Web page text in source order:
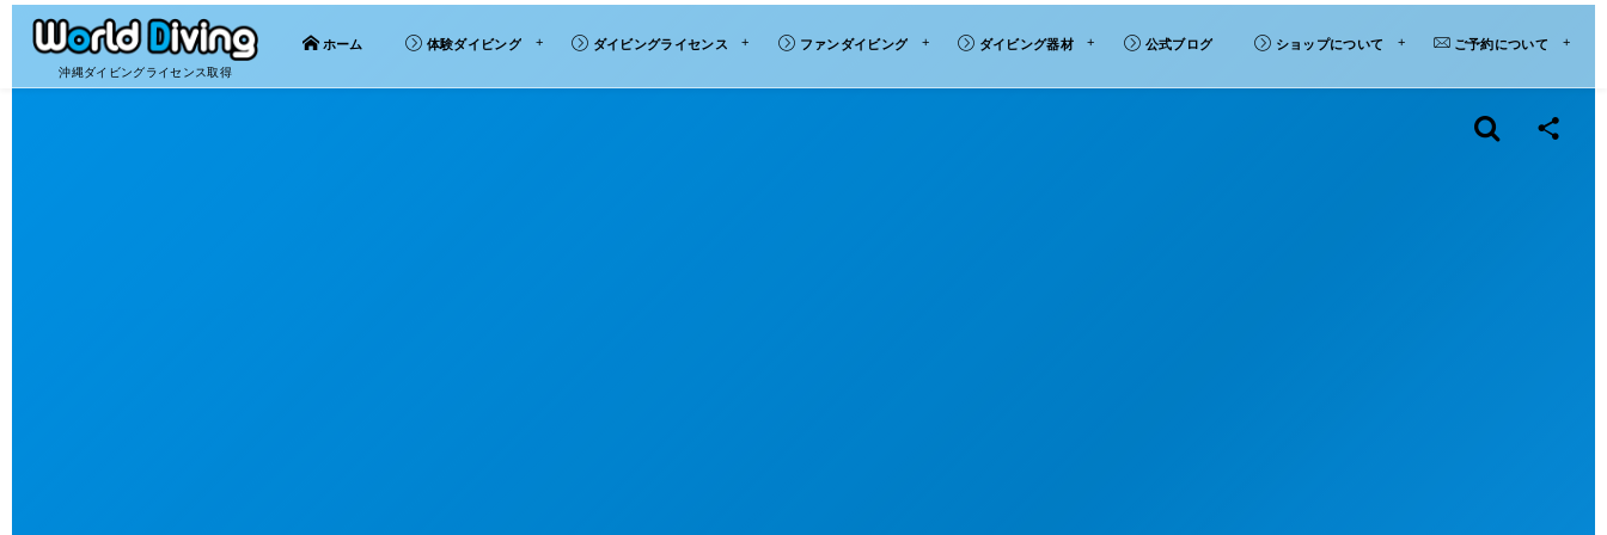
沖縄ダイビングライセンス取得
ホーム 体験ダイビング ダイビングライセンス ファンダイビング ダイビング器材 公式ブログ ショップについて ご予約について